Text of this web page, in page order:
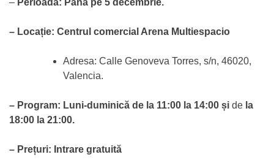
– Perioada: Până pe 5 decembrie.
– Locație: Centrul comercial Arena Multiespacio
Adresa: Calle Genoveva Torres, s/n, 46020,
Valencia.
– Program: Luni-duminică de la 11:00 la 14:00 și de la
18:00 la 21:00.
– Prețuri: Intrare gratuită